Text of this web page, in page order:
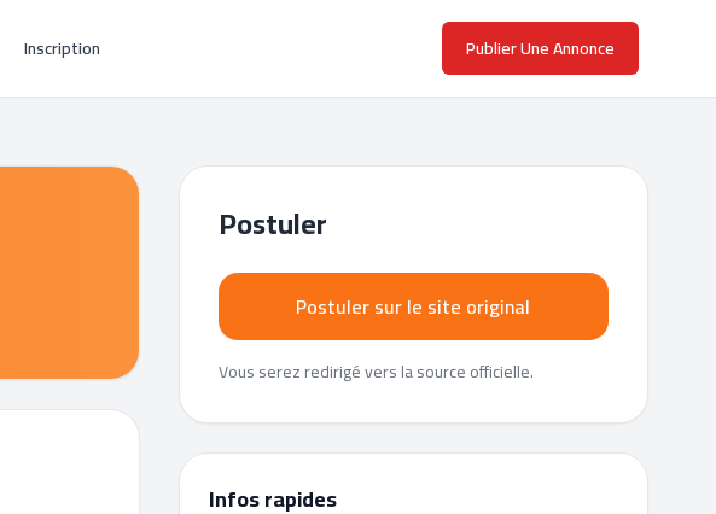
Inscription Publier Une Annonce
Postuler
Postuler sur le site original
Vous serez redirigé vers la source officielle.
Infos rapides